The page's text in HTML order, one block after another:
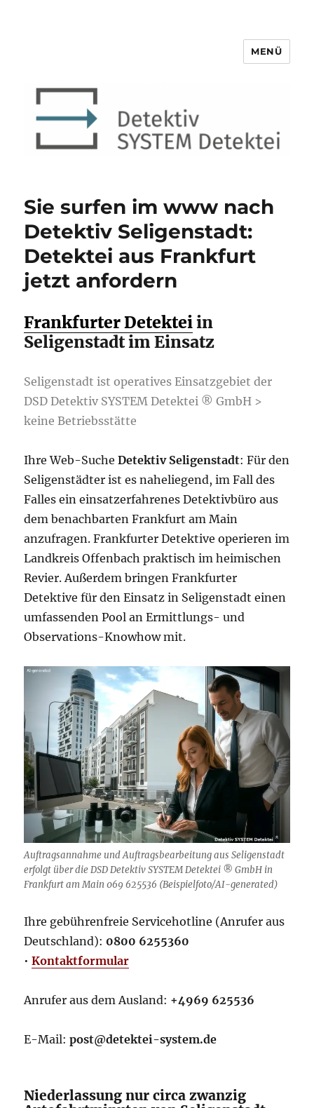
Detektiv SYSTEM Detektei ®
MENÜ
Sie surfen im www nach
Detektiv Seligenstadt:
Detektei aus Frankfurt
jetzt anfordern
Frankfurter Detekteiin
Seligenstadt im Einsatz
Seligenstadt ist operatives Einsatzgebiet der
DSD Detektiv SYSTEM Detektei ® GmbH >
keine Betriebsstätte
Ihre Web-SucheDetektiv Seligenstadt: Für den
Seligenstädter ist es naheliegend, im Fall des
Falles ein einsatzerfahrenes Detektivbüro aus
dem benachbarten Frankfurt am Main
anzufragen. Frankfurter Detektive operieren im
Landkreis Offenbach praktisch im heimischen
Revier. Außerdem bringen Frankfurter
Detektive für den Einsatz in Seligenstadt einen
umfassenden Pool an Ermittlungs- und
Observations-Knowhow mit.
Auftragsannahme und Auftragsbearbeitung aus Seligenstadt
erfolgt über die DSD Detektiv SYSTEM Detektei ® GmbH in
Frankfurt am Main 069 625536 (Beispielfoto/AI-generated)
Ihre gebührenfreie Servicehotline (Anrufer aus
Deutschland): 0800 6255360
•Kontaktformular
Anrufer aus dem Ausland: +4969 625536
E-Mail:post@detektei-system.de
Niederlassung nur circa zwanzig